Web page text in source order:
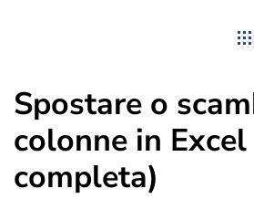
Spostare o
colonne in Excel
completa)